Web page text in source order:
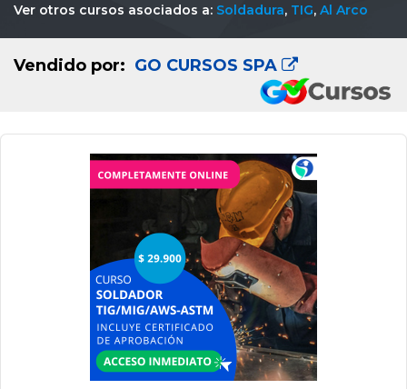
Ver otros cursos asociados a: Soldadura, TIG, Al Arco
Vendido por: GO CURSOS SPA